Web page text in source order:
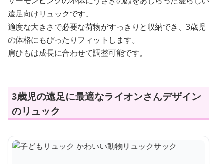
遠足向けリュックです。
適度な大きさで必要な荷物がすっきりと収納でき、3歳児
の体格にもぴったりフィットします。
肩ひもは成長に合わせて調整可能です。
3歳児の遠足に最適なライオンさんデザイン
のリュック